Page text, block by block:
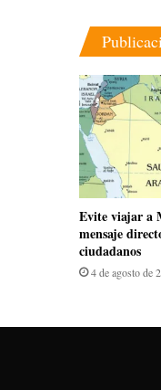
Evite viajar a
mensaje
ciudadanos
4 de agosto de